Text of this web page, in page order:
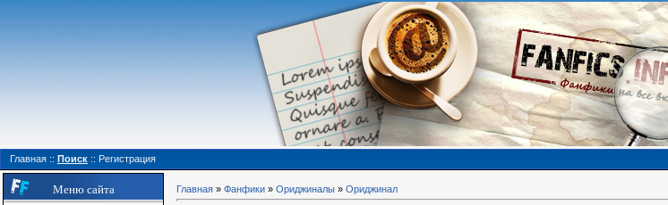
Главная :: Поиск :: Регистрация
Меню сайта Главная » Фанфики » Ориджиналы » Ориджинал